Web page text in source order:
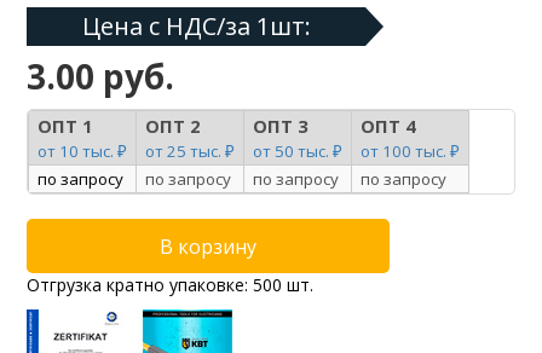
Цена с НДС/за 1шт:
3.00 руб.
ОПТ 1
от 10 тыс. ₽
ОПТ 2
от 25 тыс. ₽
ОПТ 3
от 50 тыс. ₽
ОПТ 4
от 100 тыс. ₽
по запросу
по запросу по запросу по запросу
Отгрузка кратно упаковке: 500 шт.